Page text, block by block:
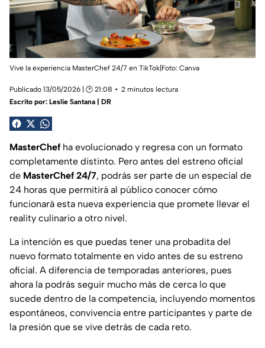
Vive la experiencia MasterChef 24/7 en TikTok|Foto: Canva
Publicado 13/05/2026 | 🕑 21:08
2 minutos lectura
Escrito por: Leslie Santana | DR
MasterChef ha evolucionado y regresa con un formato
completamente distinto. Pero antes del estreno oficial
de MasterChef 24/7, podrás ser parte de un especial de
24 horas que permitirá al público conocer cómo
funcionará esta nueva experiencia que promete llevar el
reality culinario a otro nivel.
La intención es que puedas tener una probadita del
nuevo formato totalmente en vido antes de su estreno
oficial. A diferencia de temporadas anteriores, pues
ahora la podrás seguir mucho más de cerca lo que
sucede dentro de la competencia, incluyendo momentos
espontáneos, convivencia entre participantes y parte de
la presión que se vive detrás de cada reto.